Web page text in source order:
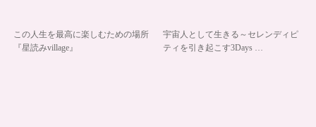
この人生を最高に楽しむための場所
『星読みvillage』
宇宙人として生きる～セレンディピ
ティを引き起こす3Days …